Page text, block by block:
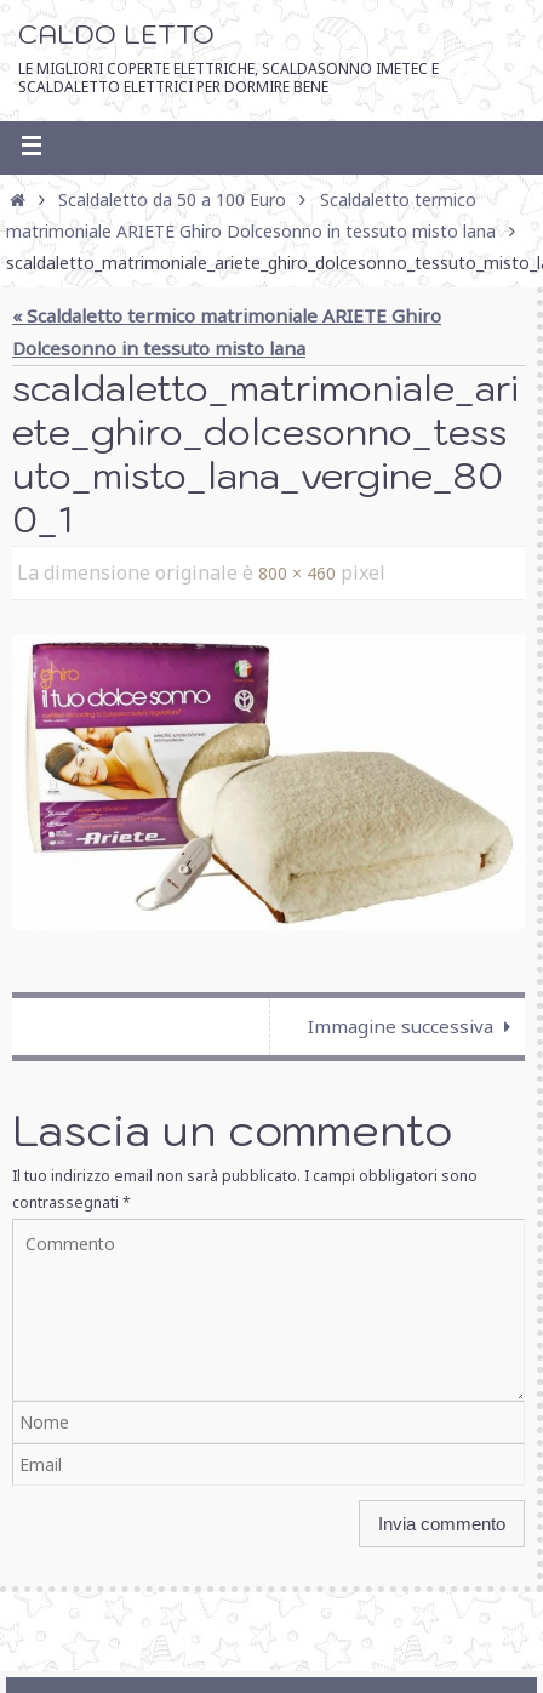
CALDO LETTO
LE MIGLIORI COPERTE ELETTRICHE, SCALDASONNO IMETEC E
SCALDALETTO ELETTRICI PER DORMIRE BENE
Scaldaletto da 50 a 100 Euro
Scaldaletto termico
matrimoniale ARIETE Ghiro Dolcesonno in tessuto misto lana
« Scaldaletto termico matrimoniale ARIETE Ghiro
Dolcesonno in tessuto misto lana
scaldaletto_matrimoniale_ari
ete_ghiro_dolcesonno_tess
uto_misto_lana_vergine_80
0_1
La dimensione originale è 800 × 460 pixel
Immagine successiva
Lascia un commento
Il tuo indirizzo email non sarà pubblicato. I campi obbligatori sono
contrassegnati *